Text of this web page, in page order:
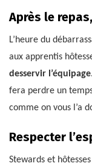
Après le
L’heure du
aux apprentis
desservir l’équipage
fera perdre un
comme on vous l’a
Respecter
Stewards et